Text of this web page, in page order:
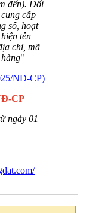
đến). Đối
cấp
số, hoạt
tên
chỉ, mã
"
NĐ-CP)
CP
ngày 01